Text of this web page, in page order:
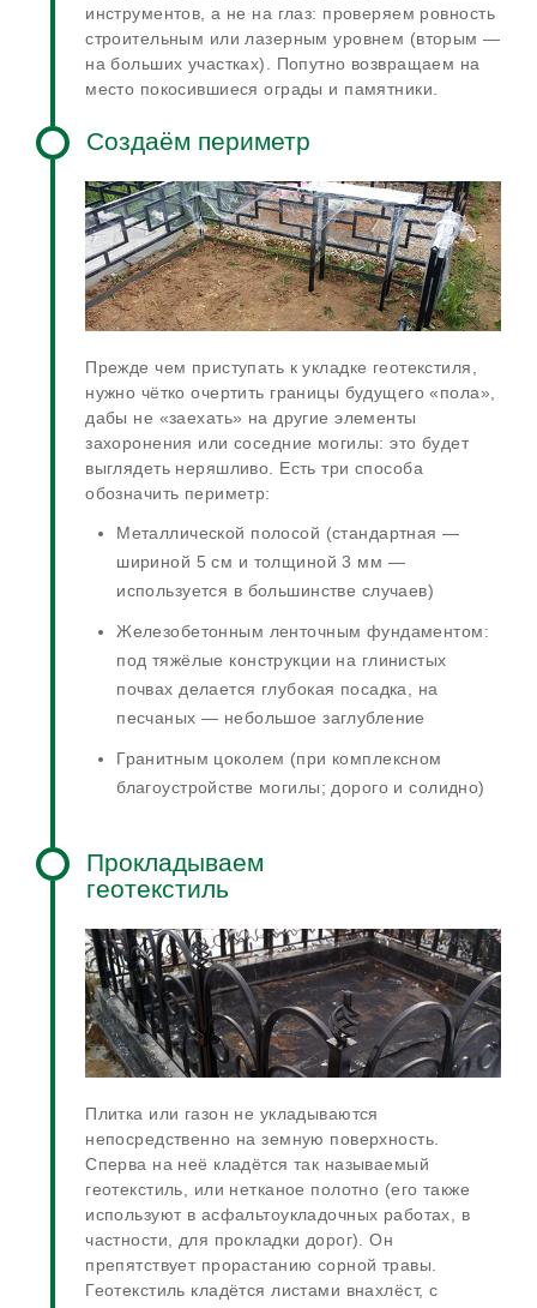
инструментов, а не на глаз: проверяем ровность
строительным или лазерным уровнем (вторым —
на больших участках). Попутно возвращаем на
место покосившиеся ограды и памятники.
Создаём периметр
Прежде чем приступать к укладке геотекстиля,
нужно чётко очертить границы будущего «пола»,
дабы не «заехать» на другие элементы
захоронения или соседние могилы: это будет
выглядеть неряшливо. Есть три способа
обозначить периметр:
Металлической полосой (стандартная —
шириной 5 см и толщиной 3 мм —
используется в большинстве случаев)
Железобетонным ленточным фундаментом:
под тяжёлые конструкции на глинистых
почвах делается глубокая посадка, на
песчаных — небольшое заглубление
Гранитным цоколем (при комплексном
благоустройстве могилы; дорого и солидно)
Прокладываем
геотекстиль
Плитка или газон не укладываются
непосредственно на земную поверхность.
Сперва на неё кладётся так называемый
геотекстиль, или нетканое полотно (его также
используют в асфальтоукладочных работах, в
частности, для прокладки дорог). Он
препятствует прорастанию сорной травы.
Геотекстиль кладётся листами внахлёст, с